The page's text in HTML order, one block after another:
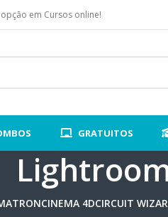
em Cursos online!
GRATUITOS
CINEMA 4DCIRCUIT